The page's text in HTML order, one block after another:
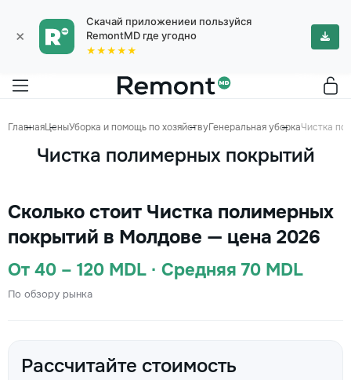
×
Скачай приложениеи пользуйся
RemontMD где угодно
★★★★★
ГлавнаяЦеныУборка и помощь по хозяйствуГенеральная уборкаЧистка
Чистка полимерных покрытий
Сколько стоит Чистка полимерных
покрытий в Молдове — цена 2026
От 40 – 120 MDL · Средняя 70 MDL
По обзору рынка
Рассчитайте стоимость